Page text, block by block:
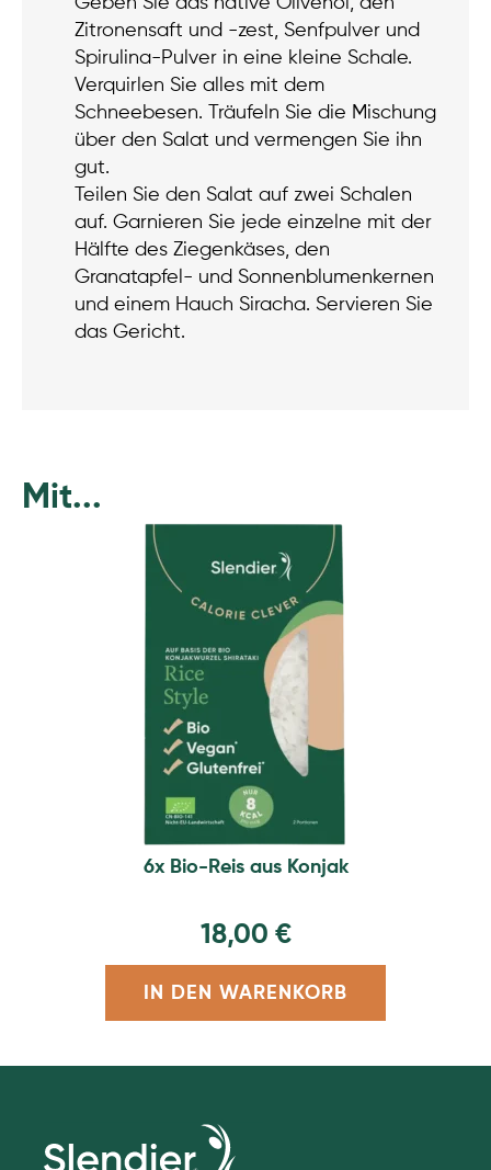
Zitronensaft und -zest, Senfpulver und
Spirulina-Pulver in eine kleine Schale.
Verquirlen Sie alles mit dem
Schneebesen. Träufeln Sie die Mischung
über den Salat und vermengen Sie ihn
gut.
Teilen Sie den Salat auf zwei Schalen
auf. Garnieren Sie jede einzelne mit der
Hälfte des Ziegenkäses, den
Granatapfel- und Sonnenblumenkernen
und einem Hauch Siracha. Servieren Sie
das Gericht.
Mit...
6x Bio-Reis aus Konjak
18,00 €
IN DEN WARENKORB